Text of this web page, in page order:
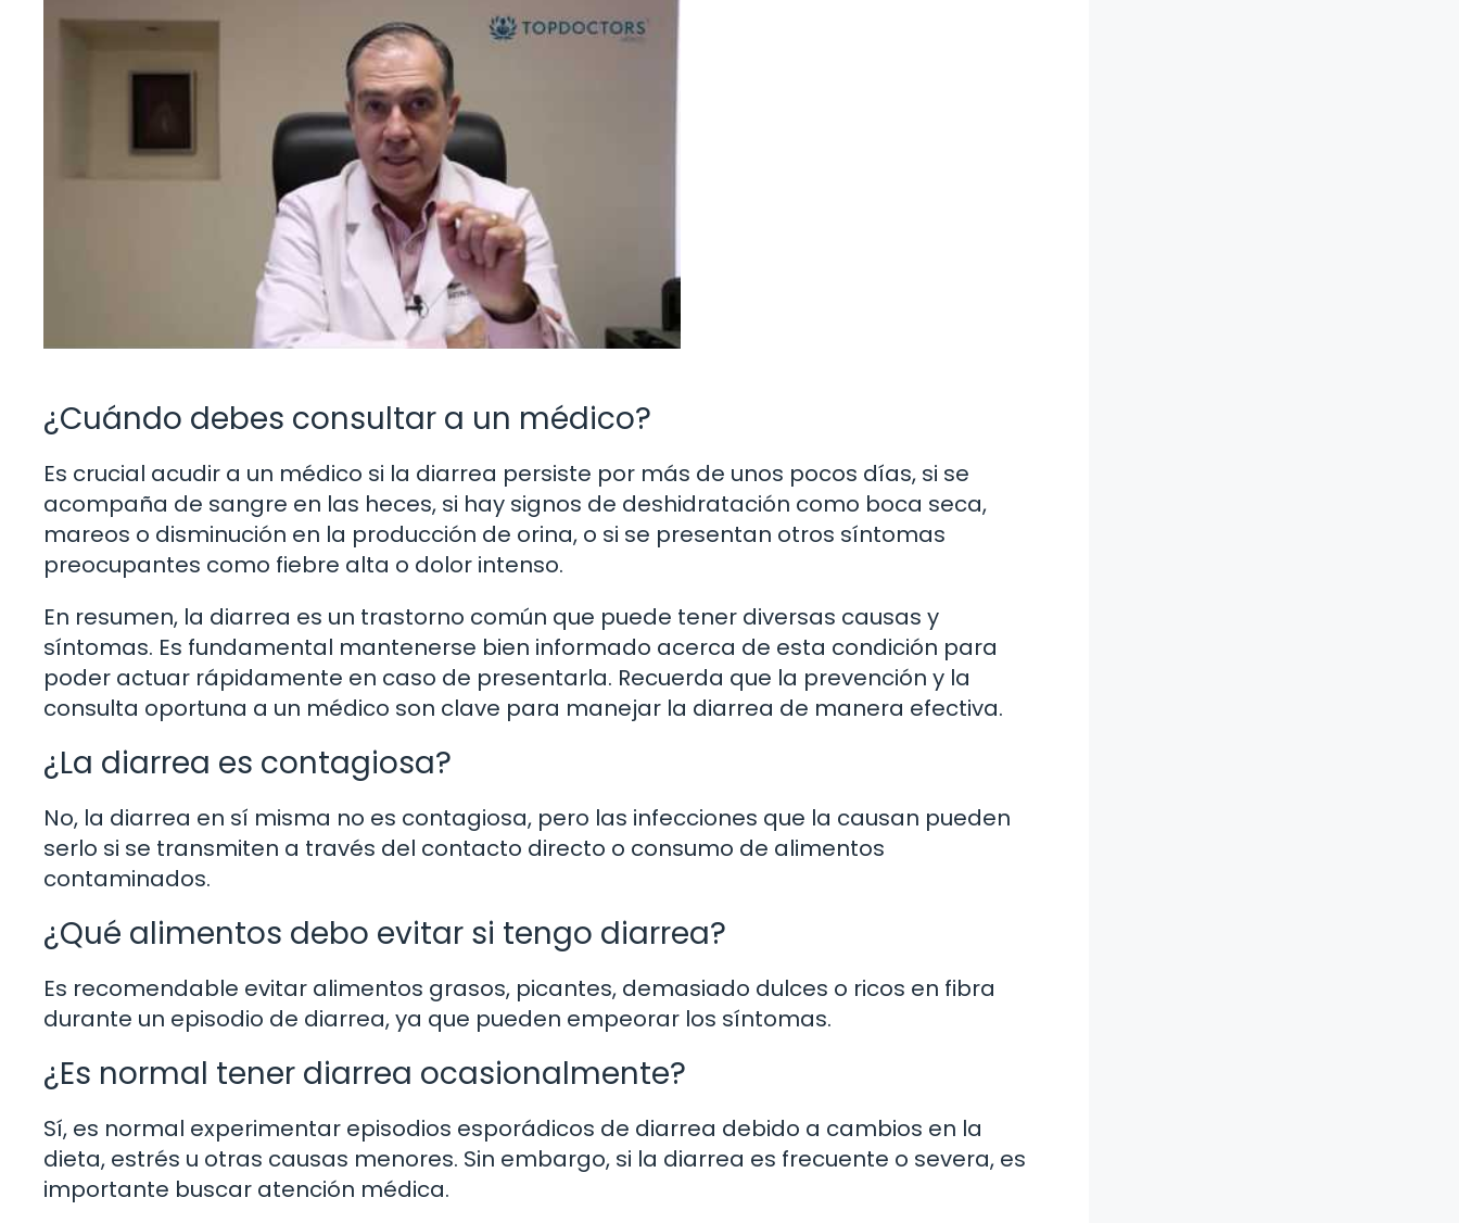
¿Cuándo debes consultar a un médico?
Es crucial acudir a un médico si la diarrea persiste por más de unos pocos días, si se
acompaña de sangre en las heces, si hay signos de deshidratación como boca seca,
mareos o disminución en la producción de orina, o si se presentan otros síntomas
preocupantes como fiebre alta o dolor intenso.
En resumen, la diarrea es un trastorno común que puede tener diversas causas y
síntomas. Es fundamental mantenerse bien informado acerca de esta condición para
poder actuar rápidamente en caso de presentarla. Recuerda que la prevención y la
consulta oportuna a un médico son clave para manejar la diarrea de manera efectiva.
¿La diarrea es contagiosa?
No, la diarrea en sí misma no es contagiosa, pero las infecciones que la causan pueden
serlo si se transmiten a través del contacto directo o consumo de alimentos
contaminados.
¿Qué alimentos debo evitar si tengo diarrea?
Es recomendable evitar alimentos grasos, picantes, demasiado dulces o ricos en fibra
durante un episodio de diarrea, ya que pueden empeorar los síntomas.
¿Es normal tener diarrea ocasionalmente?
Sí, es normal experimentar episodios esporádicos de diarrea debido a cambios en la
dieta, estrés u otras causas menores. Sin embargo, si la diarrea es frecuente o severa, es
importante buscar atención médica.